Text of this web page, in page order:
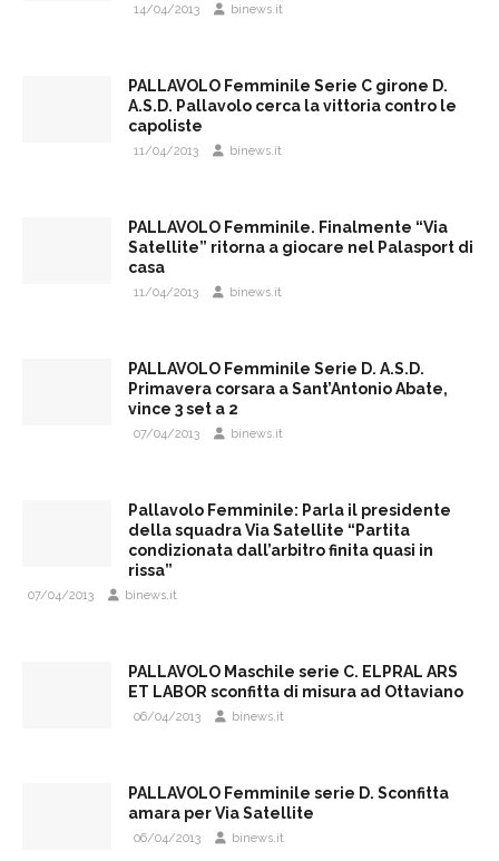
14/04/2013 binews.it
PALLAVOLO Femminile Serie C girone D.
A.S.D. Pallavolo cerca la vittoria contro le
capoliste
11/04/2013 binews.it
PALLAVOLO Femminile. Finalmente “Via
Satellite” ritorna a giocare nel Palasport di
casa
11/04/2013 binews.it
PALLAVOLO Femminile Serie D. A.S.D.
Primavera corsara a Sant’Antonio Abate,
vince 3 set a 2
07/04/2013 binews.it
Pallavolo Femminile: Parla il presidente
della squadra Via Satellite “Partita
condizionata dall’arbitro finita quasi in
rissa”
07/04/2013 binews.it
PALLAVOLO Maschile serie C. ELPRAL ARS
ET LABOR sconfitta di misura ad Ottaviano
06/04/2013 binews.it
PALLAVOLO Femminile serie D. Sconfitta
amara per Via Satellite
06/04/2013 binews.it